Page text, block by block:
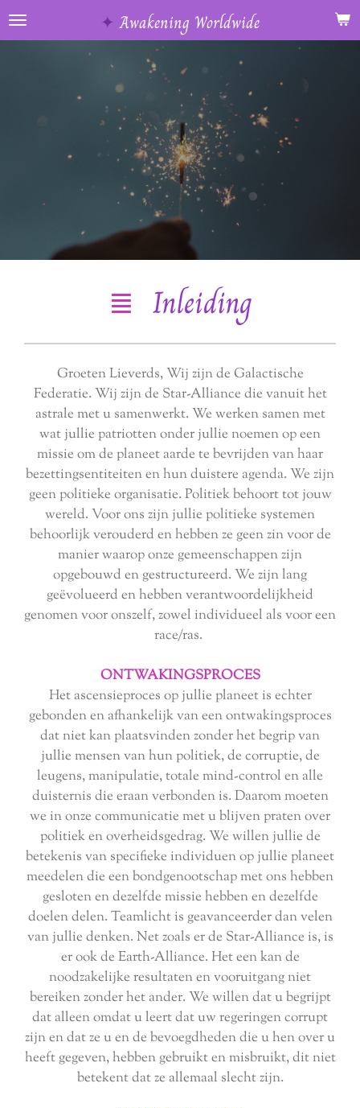
Ga
direct
hoofdinhoud
✦ Awakening Worldwide
≣ Inleiding
Groeten Lieverds, Wij zijn de Galactische
Federatie. Wij zijn de Star-Alliance die vanuit het
astrale met u samenwerkt. We werken samen met
wat jullie patriotten onder jullie noemen op een
missie om de planeet aarde te bevrijden van haar
bezettingsentiteiten en hun duistere agenda. We zijn
geen politieke organisatie. Politiek behoort tot jouw
wereld. Voor ons zijn jullie politieke systemen
behoorlijk verouderd en hebben ze geen zin voor de
manier waarop onze gemeenschappen zijn
opgebouwd en gestructureerd. We zijn lang
geëvolueerd en hebben verantwoordelijkheid
genomen voor onszelf, zowel individueel als voor een
race/ras.
ONTWAKINGSPROCES
Het ascensieproces op jullie planeet is echter
gebonden en afhankelijk van een ontwakingsproces
dat niet kan plaatsvinden zonder het begrip van
jullie mensen van hun politiek, de corruptie, de
leugens, manipulatie, totale mind-control en alle
duisternis die eraan verbonden is. Daarom moeten
we in onze communicatie met u blijven praten over
politiek en overheidsgedrag. We willen jullie de
betekenis van specifieke individuen op jullie planeet
meedelen die een bondgenootschap met ons hebben
gesloten en dezelfde missie hebben en dezelfde
doelen delen. Teamlicht is geavanceerder dan velen
van jullie denken. Net zoals er de Star-Alliance is, is
er ook de Earth-Alliance. Het een kan de
noodzakelijke resultaten en vooruitgang niet
bereiken zonder het ander. We willen dat u begrijpt
dat alleen omdat u leert dat uw regeringen corrupt
zijn en dat ze u en de bevoegdheden die u hen over u
heeft gegeven, hebben gebruikt en misbruikt, dit niet
betekent dat ze allemaal slecht zijn.